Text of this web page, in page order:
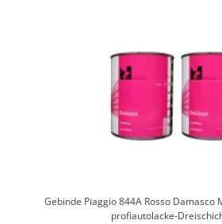
Gebinde Piaggio 844A Rosso Damasco
profiautolacke-